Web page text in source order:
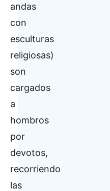
andas
con
esculturas
religiosas)
son
cargados
a
hombros
por
devotos,
recorriendo
las